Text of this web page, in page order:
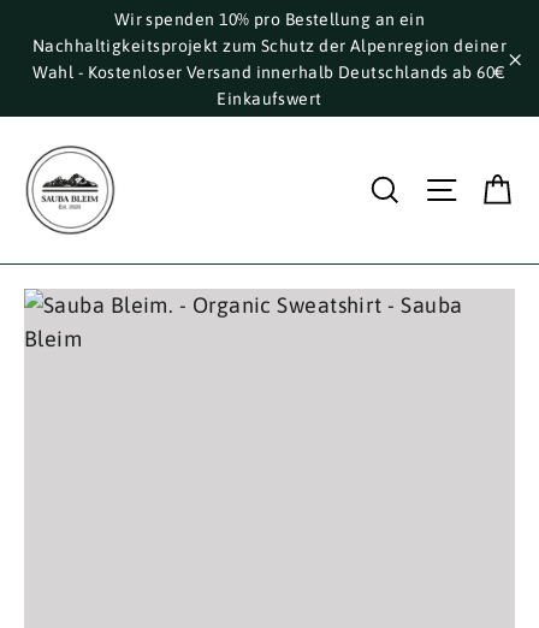
zum
Inhalt
Wir spenden 10% pro Bestellung an ein
Nachhaltigkeitsprojekt zum Schutz der Alpenregion deiner
Wahl - Kostenloser Versand innerhalb Deutschlands ab 60€
Einkaufswert
Suche